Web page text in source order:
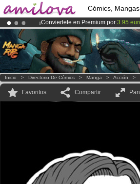
Cómics,
¡Conviertete en Premium por 3.95
¡El Kickstarter Amilova está
¡Ya tenemos 100000miembrosy 1000
Inicio > Directorio De Cómics > Manga > Acción >
Favoritos Compartir